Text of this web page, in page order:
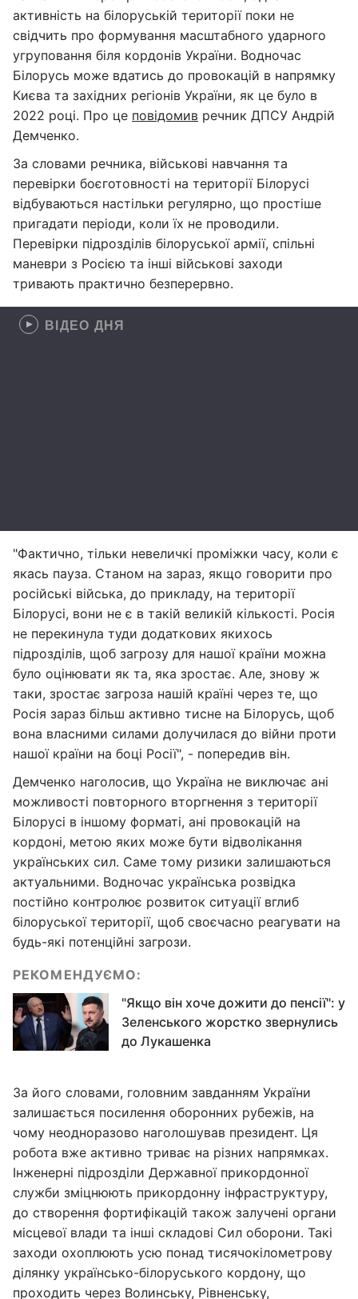
активність на білоруській території поки не
свідчить про формування масштабного ударного
угруповання біля кордонів України. Водночас
Білорусь може вдатись до провокацій в напрямку
Києва та західних регіонів України, як це було в
2022 році. Про це повідомив речник ДПСУ Андрій
Демченко.
За словами речника, військові навчання та
перевірки боєготовності на території Білорусі
відбуваються настільки регулярно, що простіше
пригадати періоди, коли їх не проводили.
Перевірки підрозділів білоруської армії, спільні
маневри з Росією та інші військові заходи
тривають практично безперервно.
ВІДЕО ДНЯ
"Фактично, тільки невеличкі проміжки часу, коли є
якась пауза. Станом на зараз, якщо говорити про
російські війська, до прикладу, на території
Білорусі, вони не є в такій великій кількості. Росія
не перекинула туди додаткових якихось
підрозділів, щоб загрозу для нашої країни можна
було оцінювати як та, яка зростає. Але, знову ж
таки, зростає загроза нашій країні через те, що
Росія зараз більш активно тисне на Білорусь, щоб
вона власними силами долучилася до війни проти
нашої країни на боці Росії", - попередив він.
Демченко наголосив, що Україна не виключає ані
можливості повторного вторгнення з території
Білорусі в іншому форматі, ані провокацій на
кордоні, метою яких може бути відволікання
українських сил. Саме тому ризики залишаються
актуальними. Водночас українська розвідка
постійно контролює розвиток ситуації вглиб
білоруської території, щоб своєчасно реагувати на
будь-які потенційні загрози.
РЕКОМЕНДУЄМО:
"Якщо він хоче дожити до пенсії": у
Зеленського жорстко звернулись
до Лукашенка
За його словами, головним завданням України
залишається посилення оборонних рубежів, на
чому неодноразово наголошував президент. Ця
робота вже активно триває на різних напрямках.
Інженерні підрозділи Державної прикордонної
служби зміцнюють прикордонну інфраструктуру,
до створення фортифікацій також залучені органи
місцевої влади та інші складові Сил оборони. Такі
заходи охоплюють усю понад тисячокілометрову
ділянку українсько-білоруського кордону, що
проходить через Волинську, Рівненську,